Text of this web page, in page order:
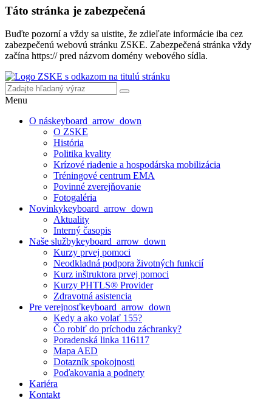
Táto stránka je zabezpečená
Buďte pozorní a vždy sa uistite, že zdieľate informácie iba cez
zabezpečenú webovú stránku ZSKE. Zabezpečená stránka vždy
začína https:// pred názvom domény webového sídla.
Menu
O náskeyboard_arrow_down
O ZSKE
História
Politika kvality
Krízové riadenie a hospodárska mobilizácia
Tréningové centrum EMA
Povinné zverejňovanie
Fotogaléria
Novinkykeyboard_arrow_down
Aktuality
Interný časopis
Naše službykeyboard_arrow_down
Kurzy prvej pomoci
Neodkladná podpora životných funkcií
Kurz inštruktora prvej pomoci
Kurzy PHTLS® Provider
Zdravotná asistencia
Pre verejnosťkeyboard_arrow_down
Kedy a ako volať 155?
Čo robiť do príchodu záchranky?
Poradenská linka 116117
Mapa AED
Dotazník spokojnosti
Poďakovania a podnety
Kariéra
Kontakt